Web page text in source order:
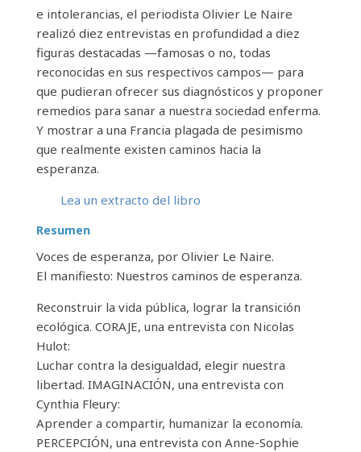
e intolerancias, el periodista Olivier Le Naire
realizó diez entrevistas en profundidad a diez
figuras destacadas —famosas o no, todas
reconocidas en sus respectivos campos— para
que pudieran ofrecer sus diagnósticos y proponer
remedios para sanar a nuestra sociedad enferma.
Y mostrar a una Francia plagada de pesimismo
que realmente existen caminos hacia la
esperanza.
Lea un extracto del libro
Resumen
Voces de esperanza, por Olivier Le Naire.
El manifiesto: Nuestros caminos de esperanza.
Reconstruir la vida pública, lograr la transición
ecológica. CORAJE, una entrevista con Nicolas
Hulot:
Luchar contra la desigualdad, elegir nuestra
libertad. IMAGINACIÓN, una entrevista con
Cynthia Fleury:
Aprender a compartir, humanizar la economía.
PERCEPCIÓN, una entrevista con Anne-Sophie